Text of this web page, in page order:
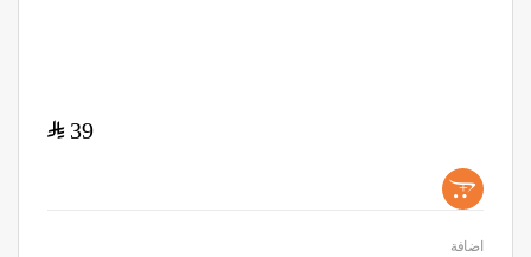
39
$
+
اضافة